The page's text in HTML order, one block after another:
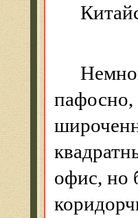
пафосно,
офис, но